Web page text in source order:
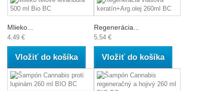
Mlieko...
4,49 €
Vložiť do košíka
Regenerácia...
5,54 €
Vložiť do košíka